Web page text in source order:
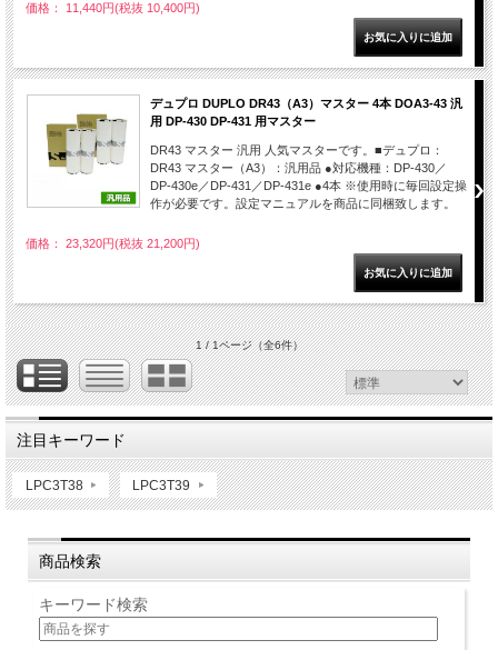
価格： 11,440円(税抜 10,400円)
デュプロ DUPLO DR43（A3）マスター 4本 DOA3-43 汎
用 DP-430 DP-431 用マスター
DR43 マスター 汎用 人気マスターです。■デュプロ：
DR43 マスター（A3）：汎用品 ●対応機種：DP-430／
DP-430e／DP-431／DP-431e ●4本 ※使用時に毎回設定操
作が必要です。設定マニュアルを商品に同梱致します。
価格： 23,320円(税抜 21,200円)
1 / 1ページ（全6件）
注目キーワード
LPC3T38 LPC3T39
商品検索
キーワード検索